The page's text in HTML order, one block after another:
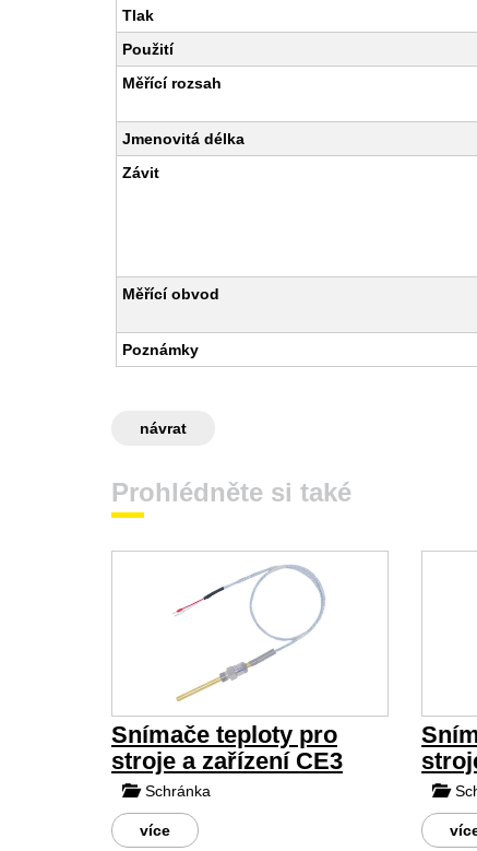
Tlak
Použití
Měřící rozsah
Jmenovitá délka
Závit
Měřící obvod
Poznámky
návrat
Prohlédněte si také
Snímače teploty pro
stroje a zařízení CE3
Schránka
více